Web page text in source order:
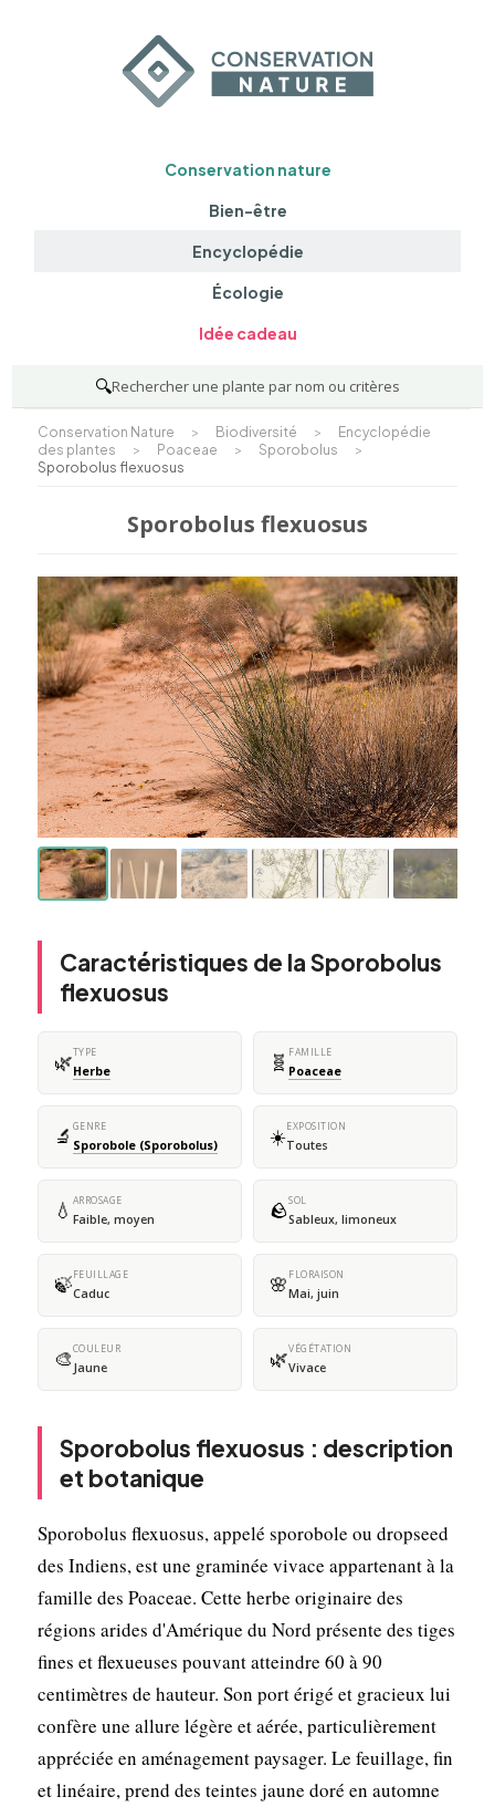
Conservation nature
Bien-être
Encyclopédie
Écologie
Idée cadeau
🔍Rechercher une plante par nom ou critères
Conservation Nature > Biodiversité >
Encyclopédie
des plantes
> Poaceae > Sporobolus
>
Sporobolus flexuosus
Sporobolus flexuosus
Caractéristiques de la Sporobolus
flexuosus
🌿TYPE
Herbe 🧬 FAMILLE
Poaceae
🔬 GENRE
Sporobole (Sporobolus) ☀️EXPOSITION
Toutes
💧 ARROSAGE
Faible, moyen 🪨SOL
Sableux, limoneux
🍃FEUILLAGE
Caduc 🌸 FLORAISON
Mai, juin
🎨COULEUR
Jaune 🌿VÉGÉTATION
Vivace
Sporobolus flexuosus : description
et botanique
Sporobolus flexuosus, appelé sporobole ou dropseed
des Indiens, est une graminée vivace appartenant à la
famille des Poaceae. Cette herbe originaire des
régions arides d'Amérique du Nord présente des tiges
fines et flexueuses pouvant atteindre 60 à 90
centimètres de hauteur. Son port érigé et gracieux lui
confère une allure légère et aérée, particulièrement
appréciée en aménagement paysager. Le feuillage, fin
et linéaire, prend des teintes jaune doré en automne